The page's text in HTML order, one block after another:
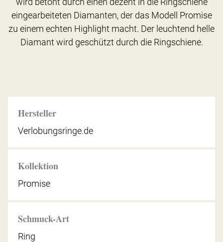
Hersteller
Verlobungsringe.de
Kollektion
Promise
Schmuck-Art
Ring
eingearbeiteten Diamanten, der das Modell Promise
zu einem echten Highlight macht. Der leuchtend helle
Diamant wird geschützt durch die Ringschiene.